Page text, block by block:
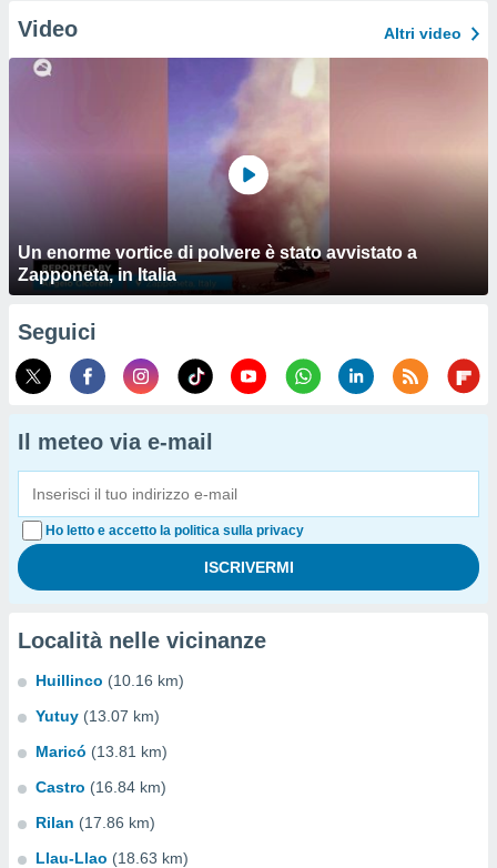
Video Altri video
Un enorme vortice di polvere è stato avvistato a
Zapponeta, in Italia
Seguici
Il meteo via e-mail
Ho letto e accetto la politica sulla privacy
Località nelle vicinanze
Huillinco (10.16 km)
Yutuy (13.07 km)
Maricó (13.81 km)
Castro (16.84 km)
Rilan (17.86 km)
Llau-Llao (18.63 km)